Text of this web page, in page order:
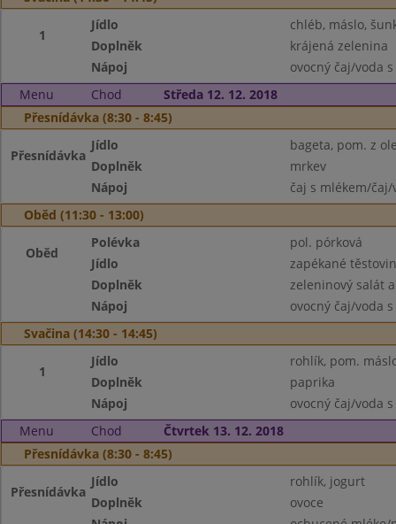
1
Jídlo
chléb, máslo,
Doplněk
krájená zelenina
Nápoj
ovocný čaj/voda
Menu
Chod
Středa 12. 12. 2018
Přesnídávka (8:30 - 8:45)
Přesnídávka
Jídlo
bageta, pom. z
Doplněk
mrkev
Nápoj
čaj s mlékem/
Oběd (11:30 - 13:00)
Oběd
Polévka
pol. pórková
Jídlo
zapékané
Doplněk
zeleninový salát
Nápoj
ovocný čaj/voda
Svačina (14:30 - 14:45)
1
Jídlo
rohlík, pom.
Doplněk
paprika
Nápoj
ovocný čaj/voda
Menu
Chod
Čtvrtek 13. 12. 2018
Přesnídávka (8:30 - 8:45)
Přesnídávka
Jídlo
rohlík, jogurt
Doplněk
ovoce